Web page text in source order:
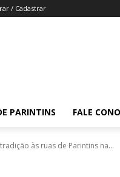
/ Cadastrar
PARINTINS FALE
às ruas de Parintins na...